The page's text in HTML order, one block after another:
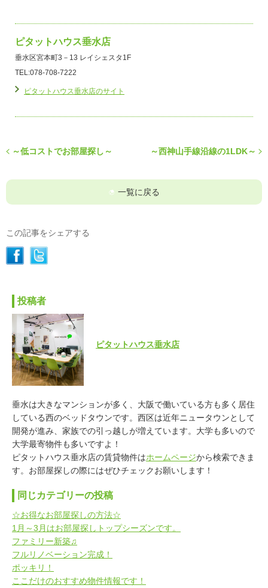
ピタットハウス垂水店
垂水区宮本町3－13 レイシェスタ1F
TEL:078-708-7222
ピタットハウス垂水店のサイト
～低コストでお部屋探し～ ～西神山手線沿線の1LDK～
一覧に戻る
この記事をシェアする
投稿者
ピタットハウス垂水店
垂水は大きなマンションが多く、大阪で働いている方も多く居住
している西のベッドタウンです。西区は近年ニュータウンとして
開発が進み、家族での引っ越しが増えています。大学も多いので
大学最寄物件も多いですよ！
ピタットハウス垂水店の賃貸物件はホームページから検索できま
す。お部屋探しの際にはぜひチェックお願いします！
同じカテゴリーの投稿
☆お得なお部屋探しの方法☆
1月～3月はお部屋探しトップシーズンです。
ファミリー新築♫
フルリノベーション完成！
ポッキリ！
ここだけのおすすめ物件情報です！